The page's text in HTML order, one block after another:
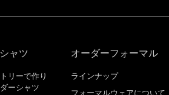
ャツ
リーで作り
ーシャツ
オーダーフォーマル
ラインナップ
フォーマルウェアについて